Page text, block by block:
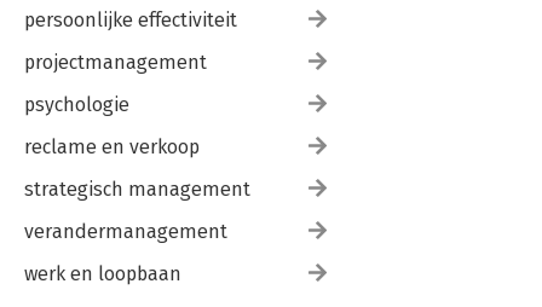
persoonlijke effectiviteit
projectmanagement
psychologie
reclame en verkoop
strategisch management
verandermanagement
werk en loopbaan